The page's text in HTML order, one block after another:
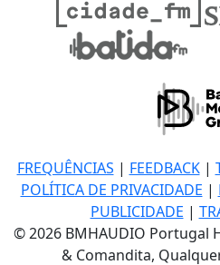
FREQUÊNCIAS | FEEDBACK|
POLÍTICA DE PRIVACIDADE |
PUBLICIDADE |
© 2026 BMHAUDIO Portugal
& Comandita,